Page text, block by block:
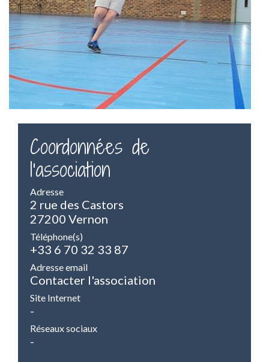
Coordonnées de
l'association
Adresse
2 rue des Castors
27200 Vernon
Téléphone(s)
+33 6 70 32 33 87
Adresse email
Contacter l'association
Site Internet
-
Réseaux sociaux
-